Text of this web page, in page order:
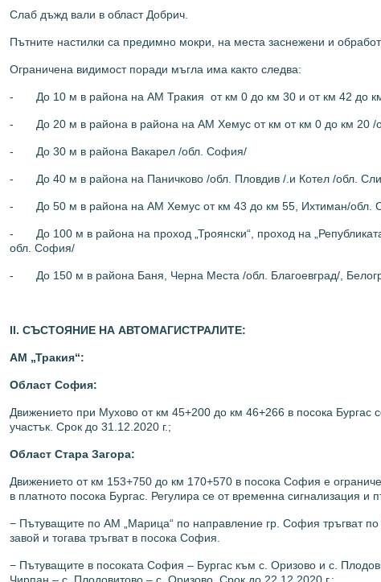
Слаб дъжд вали в област Добрич.
Пътните настилки са предимно мокри, на места заснежени и
Ограничена видимост поради мъгла има както следва:
- До 10 м в района на АМ Тракия от км 0 до км 30 и от км 42 до
- До 20 м в района в района на АМ Хемус от км от км 0 до км 20 /
- До 30 м в района Вакарел /обл. София/
- До 40 м в района на Паничково /обл. Пловдив /.и Котел /обл.
- До 50 м в района на АМ Хемус от км 43 до км 55, Ихтиман/обл.
- До 100 м в района на проход „Троянски“, проход на
обл. София/
- До 150 м в района Баня, Черна Места /обл. Благоевград/,
ІІ. СЪСТОЯНИЕ НА АВТОМАГИСТРАЛИТЕ:
АМ „Тракия“:
Област София:
Движението при Мухово от км 45+200 до км 46+266 в посока
участък. Срок до 31.12.2020 г.;
Област Стара Загора:
Движението от км 153+750 до км 170+570 в посока София е
в платното посока Бургас. Регулира се от временна сигнализация и
− Пътуващите по АМ „Марица“ по направление гр. София тръгват по
завой и тогава тръгват в посока София.
− Пътуващите в посоката София – Бургас към с. Оризово и с.